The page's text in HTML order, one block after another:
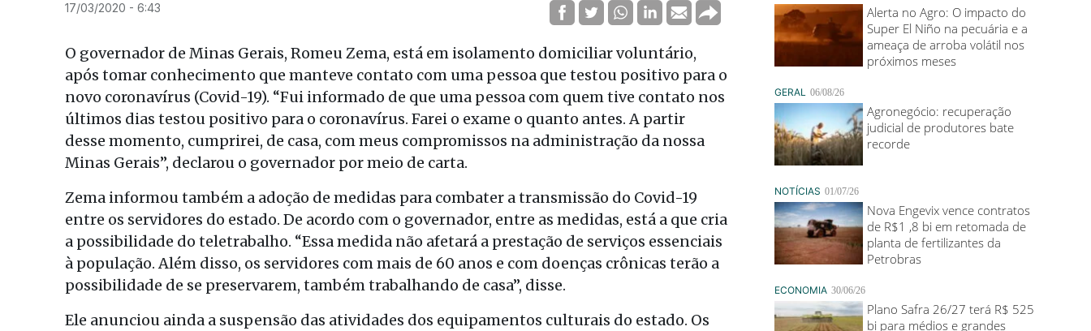
17/03/2020 - 6:43
O governador de Minas Gerais, Romeu Zema, está em isolamento domiciliar voluntário,
após tomar conhecimento que manteve contato com uma pessoa que testou positivo para o
novo coronavírus (Covid-19). “Fui informado de que uma pessoa com quem tive contato nos
últimos dias testou positivo para o coronavírus. Farei o exame o quanto antes. A partir
desse momento, cumprirei, de casa, com meus compromissos na administração da nossa
Minas Gerais”, declarou o governador por meio de carta.
Zema informou também a adoção de medidas para combater a transmissão do Covid-19
entre os servidores do estado. De acordo com o governador, entre as medidas, está a que cria
a possibilidade do teletrabalho. “Essa medida não afetará a prestação de serviços essenciais
à população. Além disso, os servidores com mais de 60 anos e com doenças crônicas terão a
possibilidade de se preservarem, também trabalhando de casa”, disse.
Ele anunciou ainda a suspensão das atividades dos equipamentos culturais do estado. Os